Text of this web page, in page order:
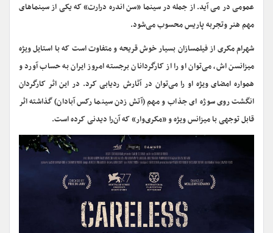
عمومی در می آید. از جمله در سینما «سن اندره درارت» که یکی از سینماهای
مهم هنر وتجربه پاریس محسوب می‌شود.
شهرام مکری از فیلمسازان بسیار خوش قریحه و متفاوت است که با استایل ویژه
میزانسن اش، می‌توان او را از کارگردانان برجسته امروز ایران به حساب آورد و
همواره امضای ویژه او را می‌توان در آثارش ردیابی کرد. در این اثر کارگردان
انگشت روی سوژه ای جذاب و مهم (آتش زدن سینما رکس آبادان) گذاشته ‌اثر
قابل توجهی با میزانس ویژه و «مکری‌وار» که آن‌را دیدنی کرده است.